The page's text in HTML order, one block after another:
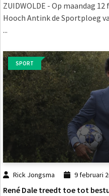
ZUIDWOLDE - Op maandag
Hooch Antink de Sportploeg
...
SPORT
Rick Jongsma 9 februari
René Dale treedt toe tot